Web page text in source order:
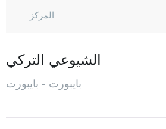
المركز
بينغول
بيتليس
بوردور
الشيوعي التركي
بايبورت - بايبورت